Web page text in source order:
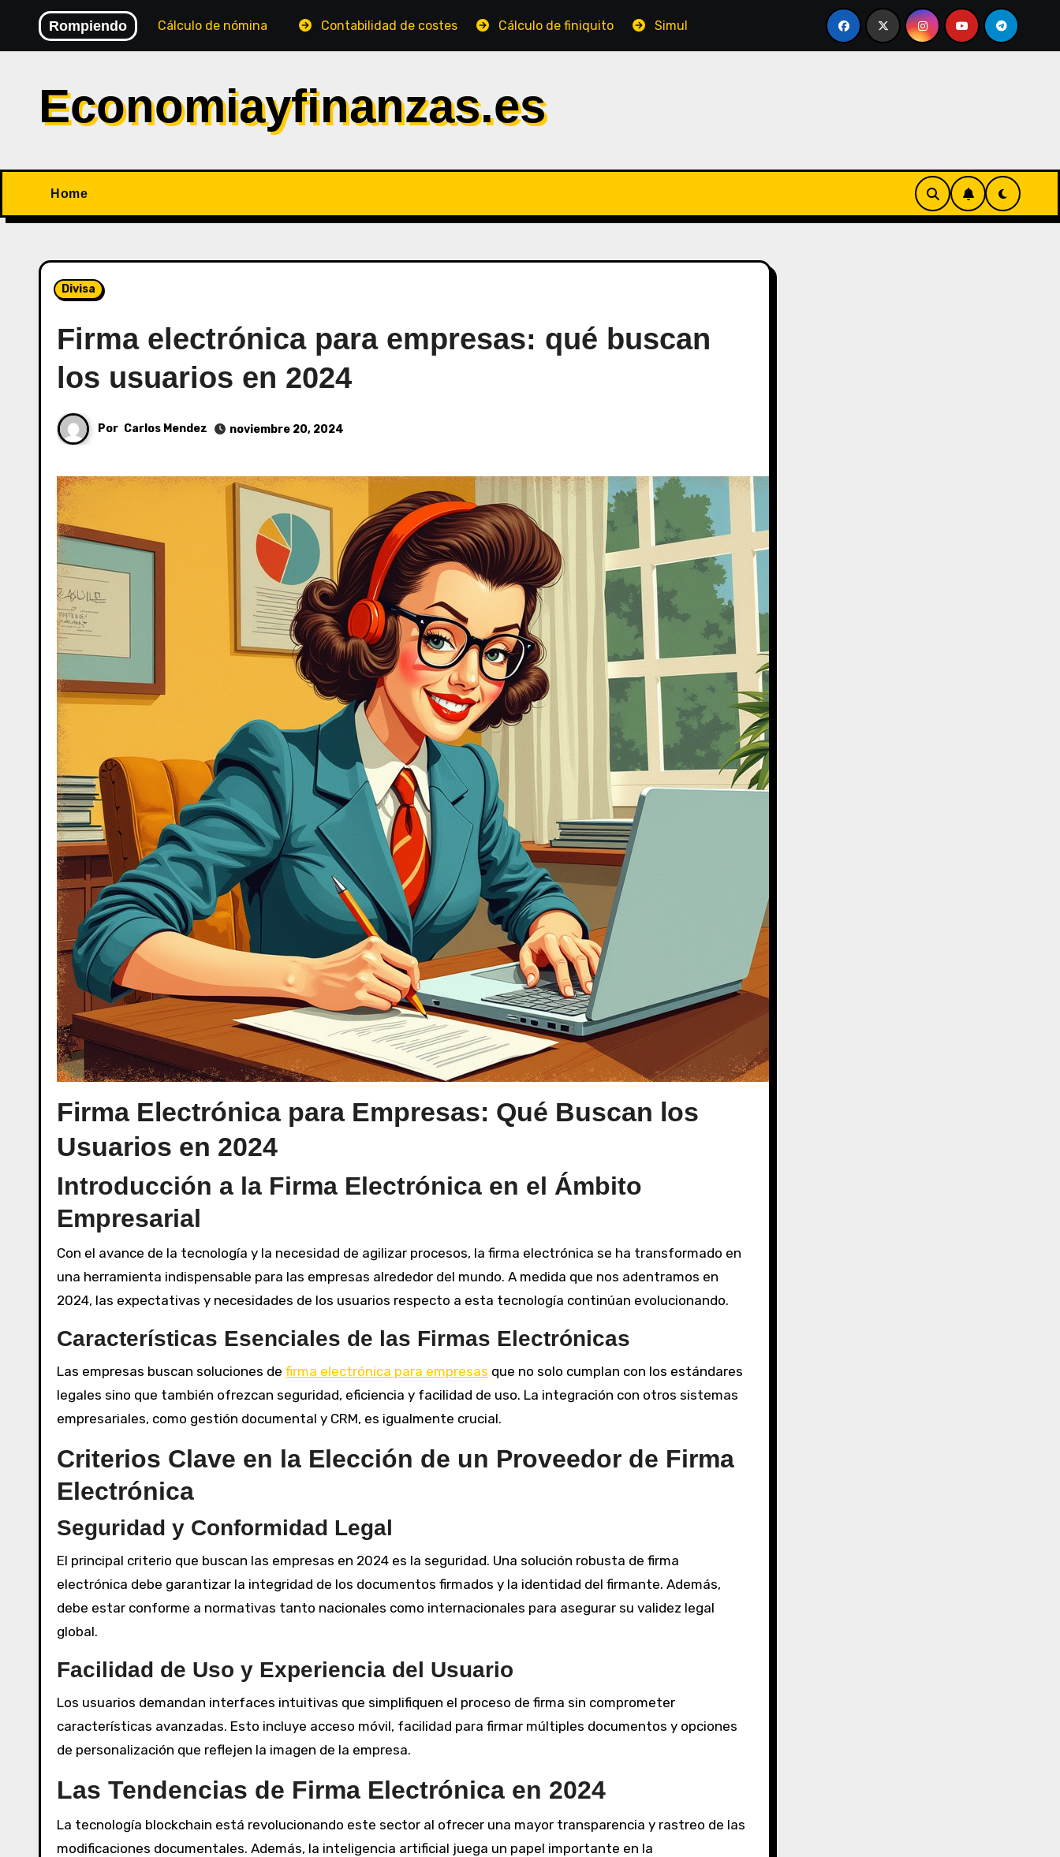
contenido
Rompiendo
Cálculo de nómina Contabilidad de costes Cálculo de finiquito Simulador de IRPF Bases imponibles negativas (BINS) Cálculo de
Economiayfinanzas.es
Home
Divisa
Firma electrónica para empresas: qué buscan
los usuarios en 2024
Por Carlos Mendez noviembre 20, 2024
Firma Electrónica para Empresas: Qué Buscan los
Usuarios en 2024
Introducción a la Firma Electrónica en el Ámbito
Empresarial
Con el avance de la tecnología y la necesidad de agilizar procesos, la firma electrónica se ha transformado en
una herramienta indispensable para las empresas alrededor del mundo. A medida que nos adentramos en
2024, las expectativas y necesidades de los usuarios respecto a esta tecnología continúan evolucionando.
Características Esenciales de las Firmas Electrónicas
Las empresas buscan soluciones de firma electrónica para empresas que no solo cumplan con los estándares
legales sino que también ofrezcan seguridad, eficiencia y facilidad de uso. La integración con otros sistemas
empresariales, como gestión documental y CRM, es igualmente crucial.
Criterios Clave en la Elección de un Proveedor de Firma
Electrónica
Seguridad y Conformidad Legal
El principal criterio que buscan las empresas en 2024 es la seguridad. Una solución robusta de firma
electrónica debe garantizar la integridad de los documentos firmados y la identidad del firmante. Además,
debe estar conforme a normativas tanto nacionales como internacionales para asegurar su validez legal
global.
Facilidad de Uso y Experiencia del Usuario
Los usuarios demandan interfaces intuitivas que simplifiquen el proceso de firma sin comprometer
características avanzadas. Esto incluye acceso móvil, facilidad para firmar múltiples documentos y opciones
de personalización que reflejen la imagen de la empresa.
Las Tendencias de Firma Electrónica en 2024
La tecnología blockchain está revolucionando este sector al ofrecer una mayor transparencia y rastreo de las
modificaciones documentales. Además, la inteligencia artificial juega un papel importante en la